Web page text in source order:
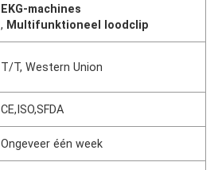
EKG-machines
, Multifunktioneel loodclip
T/T, Western Union
CE,ISO,SFDA
Ongeveer één week